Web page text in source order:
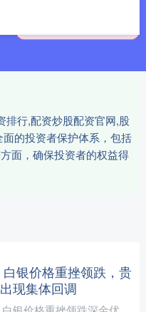
排行,配资炒股配资官网,股
的投资者保护体系，包括
面，确保投资者的权益得
银价格重挫领跌，贵
现集体回调